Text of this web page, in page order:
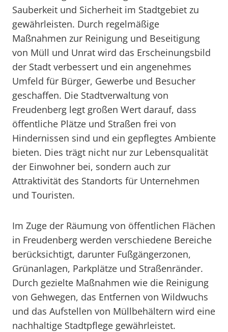
Sauberkeit und Sicherheit im Stadtgebiet zu
gewährleisten. Durch regelmäßige
Maßnahmen zur Reinigung und Beseitigung
von Müll und Unrat wird das Erscheinungsbild
der Stadt verbessert und ein angenehmes
Umfeld für Bürger, Gewerbe und Besucher
geschaffen. Die Stadtverwaltung von
Freudenberg legt großen Wert darauf, dass
öffentliche Plätze und Straßen frei von
Hindernissen sind und ein gepflegtes Ambiente
bieten. Dies trägt nicht nur zur Lebensqualität
der Einwohner bei, sondern auch zur
Attraktivität des Standorts für Unternehmen
und Touristen.
Im Zuge der Räumung von öffentlichen Flächen
in Freudenberg werden verschiedene Bereiche
berücksichtigt, darunter Fußgängerzonen,
Grünanlagen, Parkplätze und Straßenränder.
Durch gezielte Maßnahmen wie die Reinigung
von Gehwegen, das Entfernen von Wildwuchs
und das Aufstellen von Müllbehältern wird eine
nachhaltige Stadtpflege gewährleistet.